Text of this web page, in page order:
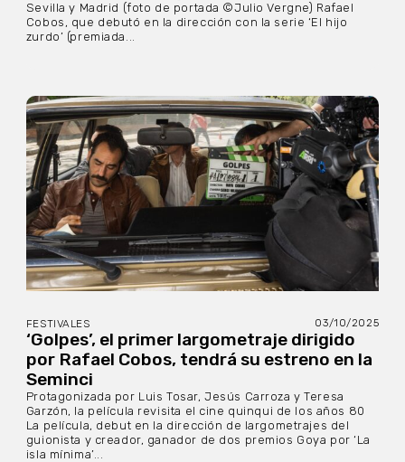
Sevilla y Madrid (foto de portada ©Julio Vergne) Rafael
Cobos, que debutó en la dirección con la serie ‘El hijo
zurdo’ (premiada...
FESTIVALES 03/10/2025
‘Golpes’, el primer largometraje dirigido
por Rafael Cobos, tendrá su estreno en la
Seminci
Protagonizada por Luis Tosar, Jesús Carroza y Teresa
Garzón, la película revisita el cine quinqui de los años 80
La película, debut en la dirección de largometrajes del
guionista y creador, ganador de dos premios Goya por ‘La
isla mínima’...